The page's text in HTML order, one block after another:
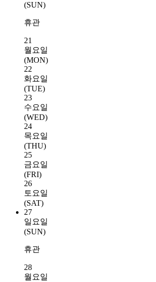
(SUN)
휴관
21
월요일
(MON)
22
화요일
(TUE)
23
수요일
(WED)
24
목요일
(THU)
25
금요일
(FRI)
26
토요일
(SAT)
27
일요일
(SUN)
휴관
28
월요일